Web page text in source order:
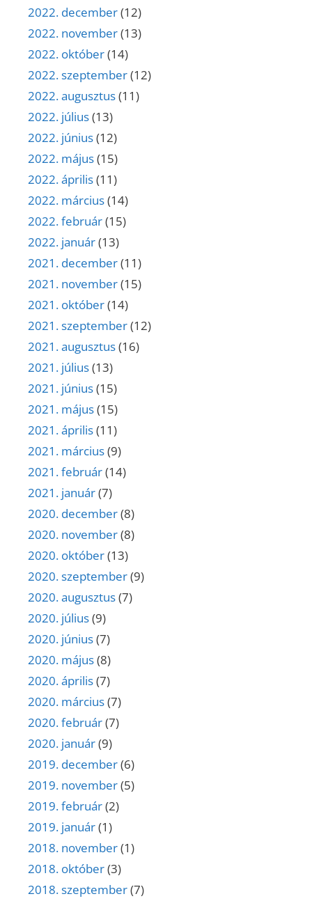
2022. december(12)
2022. november(13)
2022. október(14)
2022. szeptember(12)
2022. augusztus(11)
2022. július(13)
2022. június(12)
2022. május(15)
2022. április(11)
2022. március(14)
2022. február(15)
2022. január(13)
2021. december(11)
2021. november(15)
2021. október(14)
2021. szeptember(12)
2021. augusztus(16)
2021. július(13)
2021. június(15)
2021. május(15)
2021. április(11)
2021. március(9)
2021. február(14)
2021. január(7)
2020. december(8)
2020. november(8)
2020. október(13)
2020. szeptember(9)
2020. augusztus(7)
2020. július(9)
2020. június(7)
2020. május(8)
2020. április(7)
2020. március(7)
2020. február(7)
2020. január(9)
2019. december(6)
2019. november(5)
2019. február(2)
2019. január(1)
2018. november(1)
2018. október(3)
2018. szeptember(7)